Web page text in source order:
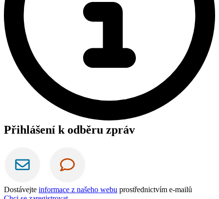
Přihlášení k odběru zpráv
Dostávejte informace z našeho webu prostřednictvím e-mailů